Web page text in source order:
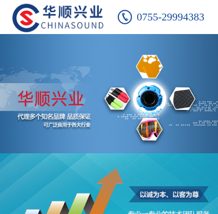
0755-29994383